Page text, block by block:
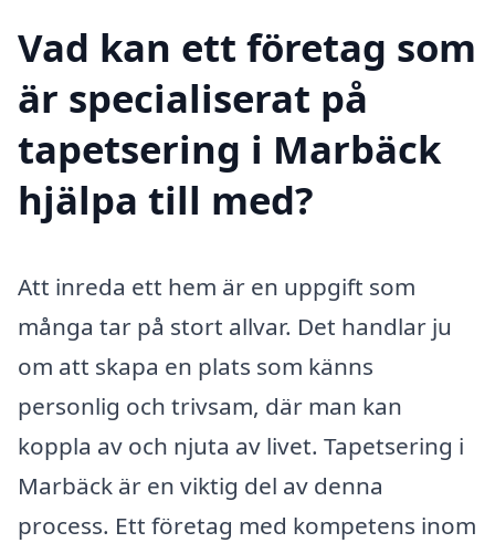
Vad kan ett företag som
är specialiserat på
tapetsering i Marbäck
hjälpa till med?
Att inreda ett hem är en uppgift som
många tar på stort allvar. Det handlar ju
om att skapa en plats som känns
personlig och trivsam, där man kan
koppla av och njuta av livet. Tapetsering i
Marbäck är en viktig del av denna
process. Ett företag med kompetens inom